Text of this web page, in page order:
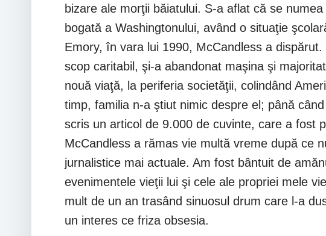
bizare ale morţii băiatului. S-a aflat că se
bogată a Washingtonului, având o situaţie
Emory, în vara lui 1990, McCandless a
scop caritabil, şi-a abandonat maşina şi
nouă viaţă, la periferia societăţii, colindând
timp, familia n-a ştiut nimic despre el; până
scris un articol de 9.000 de cuvinte, care a fost
McCandless a rămas vie multă vreme după ce
jurnalistice mai actuale. Am fost bântuit de
evenimentele vieţii lui şi cele ale propriei mele
mult de un an trasând sinuosul drum care l-a
un interes ce friza obsesia.